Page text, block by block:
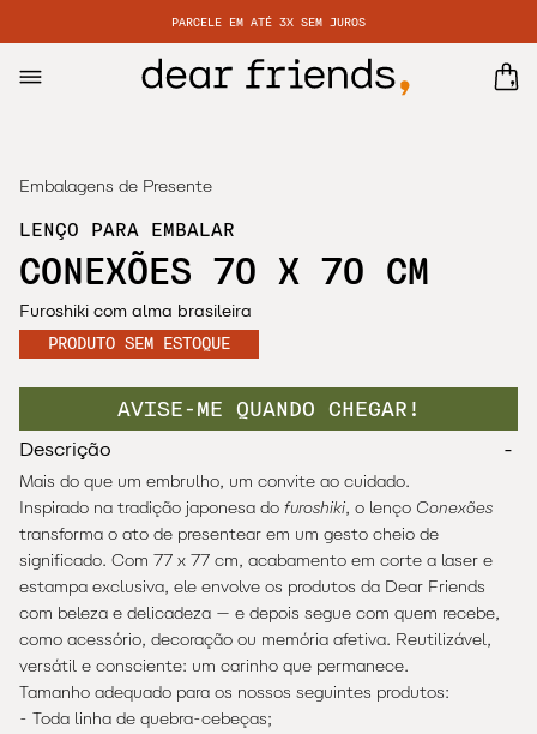
PARCELE EM ATÉ 3X SEM JUROS
Embalagens de Presente
LENÇO PARA EMBALAR
CONEXÕES 70 X 70 CM
Furoshiki com alma brasileira
PRODUTO SEM ESTOQUE
AVISE-ME QUANDO CHEGAR!
Descrição -
Mais do que um embrulho, um convite ao cuidado.
Inspirado na tradição japonesa do furoshiki, o lenço Conexões
transforma o ato de presentear em um gesto cheio de
significado. Com 77 x 77 cm, acabamento em corte a laser e
estampa exclusiva, ele envolve os produtos da Dear Friends
com beleza e delicadeza — e depois segue com quem recebe,
como acessório, decoração ou memória afetiva. Reutilizável,
versátil e consciente: um carinho que permanece.
Tamanho adequado para os nossos seguintes produtos:
- Toda linha de quebra-cebeças;